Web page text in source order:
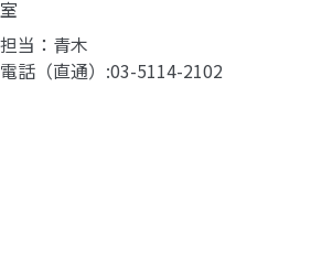
室
担当：青木
電話（直通）
03-5114-2102